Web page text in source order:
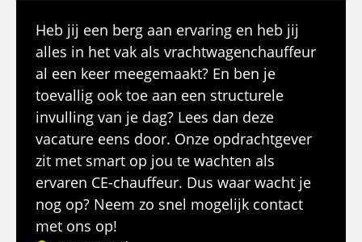
Heb jij een berg aan ervaring en heb jij
alles in het vak als vrachtwagenchauffeur
al een keer meegemaakt? En ben je
toevallig ook toe aan een structurele
invulling van je dag? Lees dan deze
vacature eens door. Onze opdrachtgever
zit met smart op jou te wachten als
ervaren CE-chauffeur. Dus waar wacht je
nog op? Neem zo snel mogelijk contact
met ons op!